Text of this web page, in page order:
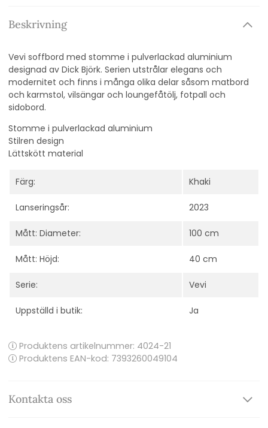
Beskrivning
Vevi soffbord med stomme i pulverlackad aluminium
designad av Dick Björk. Serien utstrålar elegans och
modernitet och finns i många olika delar såsom matbord
och karmstol, vilsängar och loungefåtölj, fotpall och
sidobord.
Stomme i pulverlackad aluminium
Stilren design
Lättskött material
Färg: Khaki
Lanseringsår: 2023
Mått: Diameter: 100 cm
Mått: Höjd: 40 cm
Serie: Vevi
Uppställd i butik: Ja
Produktens artikelnummer: 4024-21
Produktens EAN-kod: 7393260049104
Kontakta oss